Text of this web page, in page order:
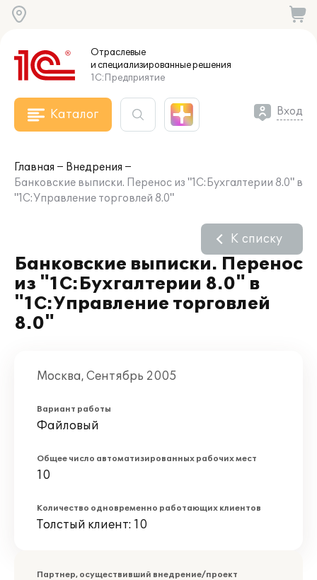
Отраслевые
и специализированныерешения
1С:Предприятие
Каталог Вход
Главная
Внедрения
Банковские выписки. Перенос из "1C:Бухгалтерии 8.0" в
"1С:Управление торговлей 8.0"
Банковские выписки. Перенос
из "1C:Бухгалтерии 8.0" в
"1С:Управление торговлей
8.0"
К списку
Москва, Сентябрь 2005
Вариант работы
Файловый
Общее число автоматизированных рабочих мест
10
Количество одновременно работающих клиентов
Толстый клиент: 10
Партнер, осуществивший внедрение/проект